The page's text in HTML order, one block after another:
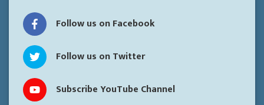
Follow us on Facebook
Follow us on Twitter
Subscribe YouTube Channel